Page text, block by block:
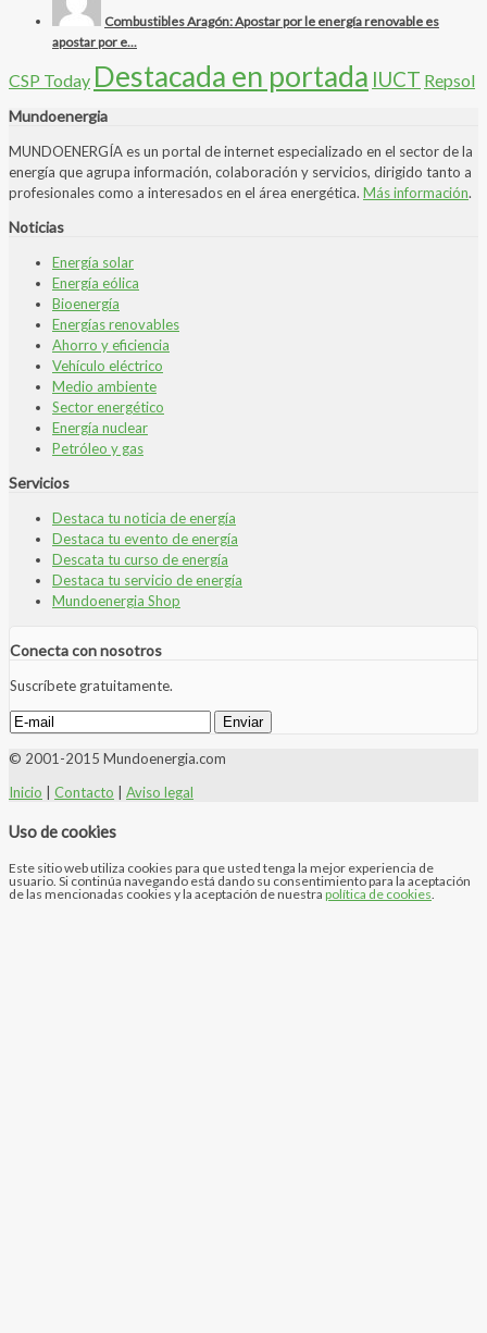
Combustibles Aragón: Apostar por le energía renovable es
apostar por e...
CSP Today Destacada en portada IUCT Repsol
Mundoenergia
MUNDOENERGÍA es un portal de internet especializado en el sector de la
energía que agrupa información, colaboración y servicios, dirigido tanto a
profesionales como a interesados en el área energética. Más información.
Noticias
Energía solar
Energía eólica
Bioenergía
Energías renovables
Ahorro y eficiencia
Vehículo eléctrico
Medio ambiente
Sector energético
Energía nuclear
Petróleo y gas
Servicios
Destaca tu noticia de energía
Destaca tu evento de energía
Descata tu curso de energía
Destaca tu servicio de energía
Mundoenergia Shop
Conecta con nosotros
Suscríbete gratuitamente.
© 2001-2015 Mundoenergia.com
Inicio
Contacto Aviso legal
Uso de cookies
Este sitio web utiliza cookies para que usted tenga la mejor experiencia de
usuario. Si continúa navegando está dando su consentimiento para la aceptación
de las mencionadas cookies y la aceptación de nuestra política de cookies